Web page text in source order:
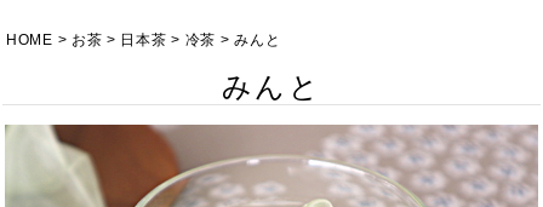
HOME お茶 日本茶 冷茶 みんと
みんと